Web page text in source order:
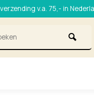
v.a. 75,- in